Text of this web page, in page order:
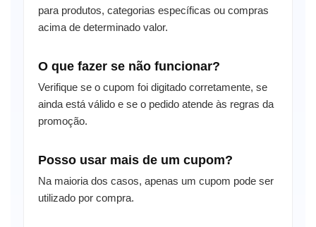
para produtos, categorias específicas ou compras
acima de determinado valor.
O que fazer se não funcionar?
Verifique se o cupom foi digitado corretamente, se
ainda está válido e se o pedido atende às regras da
promoção.
Posso usar mais de um cupom?
Na maioria dos casos, apenas um cupom pode ser
utilizado por compra.